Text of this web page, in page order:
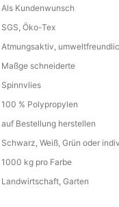
Als Kundenwunsch
SGS, Öko-Tex
Atmungsaktiv,
Maßge schneiderte
Spinnvlies
100 % Polypropylen
auf Bestellung herstellen
Schwarz, Weiß, Grün oder
1000 kg pro Farbe
Landwirtschaft, Garten